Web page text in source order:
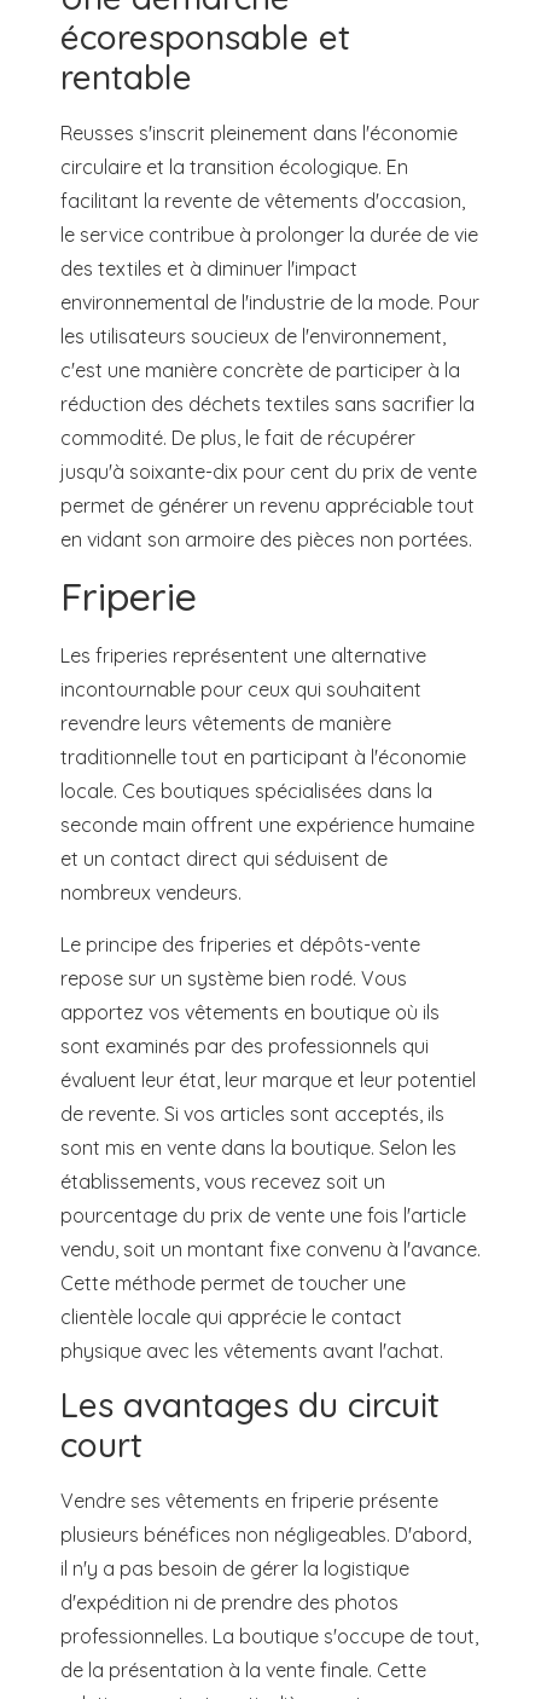
écoresponsable et
rentable
Reusses s'inscrit pleinement dans l'économie
circulaire et la transition écologique. En
facilitant la revente de vêtements d'occasion,
le service contribue à prolonger la durée de vie
des textiles et à diminuer l'impact
environnemental de l'industrie de la mode. Pour
les utilisateurs soucieux de l'environnement,
c'est une manière concrète de participer à la
réduction des déchets textiles sans sacrifier la
commodité. De plus, le fait de récupérer
jusqu'à soixante-dix pour cent du prix de vente
permet de générer un revenu appréciable tout
en vidant son armoire des pièces non portées.
Friperie
Les friperies représentent une alternative
incontournable pour ceux qui souhaitent
revendre leurs vêtements de manière
traditionnelle tout en participant à l'économie
locale. Ces boutiques spécialisées dans la
seconde main offrent une expérience humaine
et un contact direct qui séduisent de
nombreux vendeurs.
Le principe des friperies et dépôts-vente
repose sur un système bien rodé. Vous
apportez vos vêtements en boutique où ils
sont examinés par des professionnels qui
évaluent leur état, leur marque et leur potentiel
de revente. Si vos articles sont acceptés, ils
sont mis en vente dans la boutique. Selon les
établissements, vous recevez soit un
pourcentage du prix de vente une fois l'article
vendu, soit un montant fixe convenu à l'avance.
Cette méthode permet de toucher une
clientèle locale qui apprécie le contact
physique avec les vêtements avant l'achat.
Les avantages du circuit
court
Vendre ses vêtements en friperie présente
plusieurs bénéfices non négligeables. D'abord,
il n'y a pas besoin de gérer la logistique
d'expédition ni de prendre des photos
professionnelles. La boutique s'occupe de tout,
de la présentation à la vente finale. Cette